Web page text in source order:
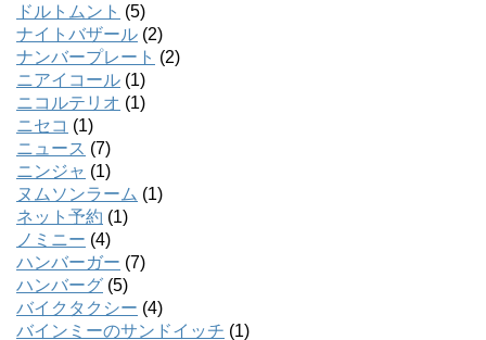
ドルトムント (5)
ナイトバザール (2)
ナンバープレート (2)
ニアイコール (1)
ニコルテリオ (1)
ニセコ (1)
ニュース (7)
ニンジャ (1)
ヌムソンラーム (1)
ネット予約 (1)
ノミニー (4)
ハンバーガー (7)
ハンバーグ (5)
バイクタクシー (4)
バインミーのサンドイッチ (1)